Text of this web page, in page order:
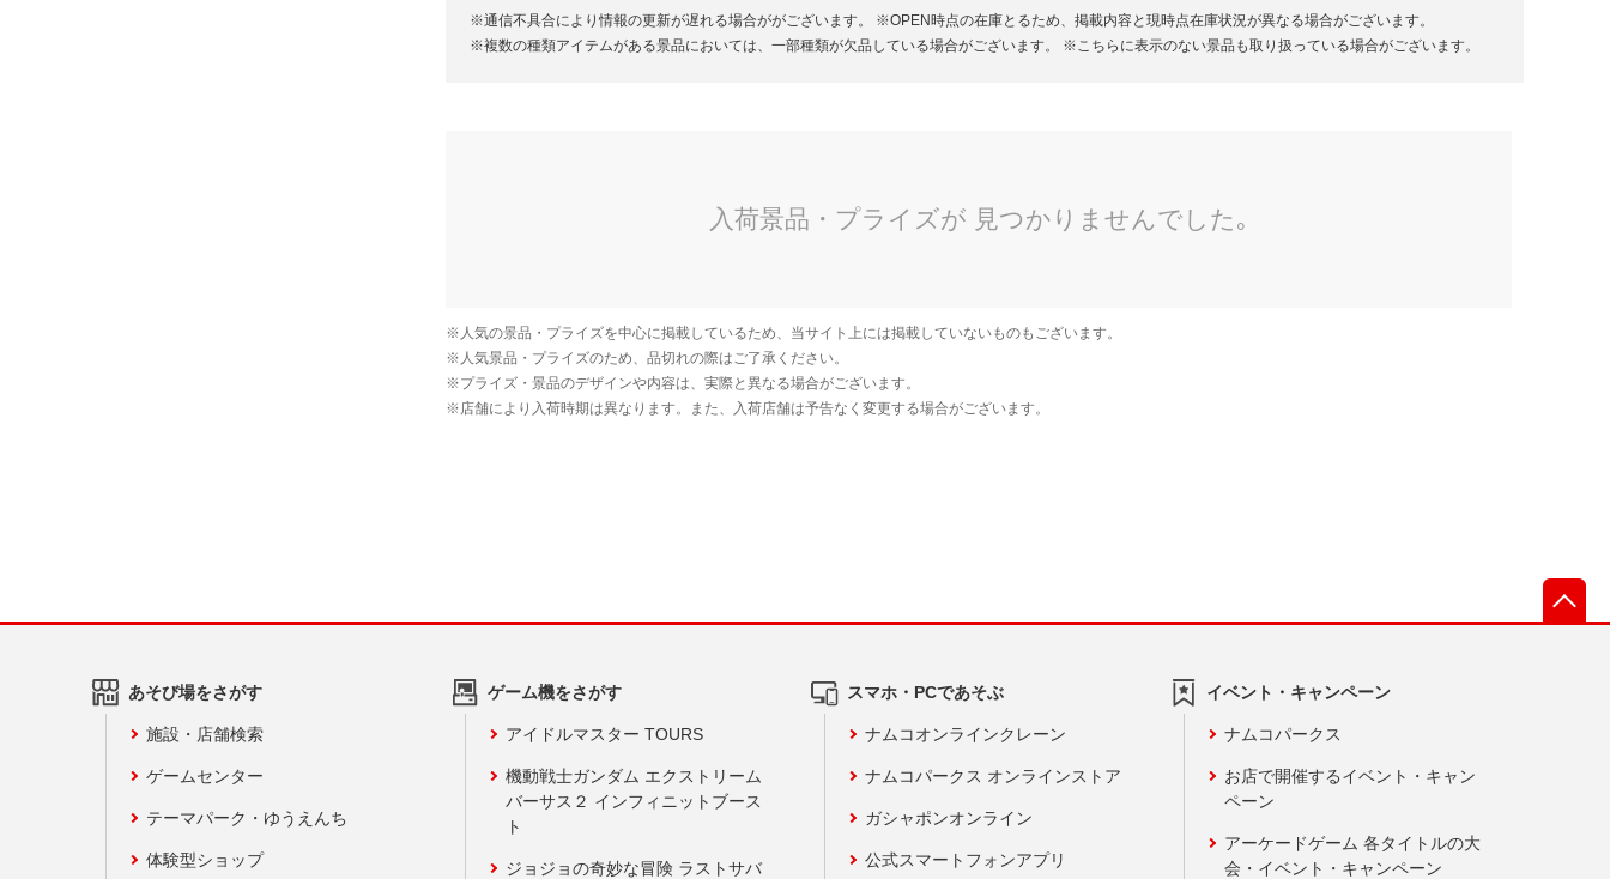
※通信不具合により情報の更新が遅れる場合ががございます。
※OPEN時点の在庫とるため、掲載内容と現時点在庫状況が異なる場合がございます。
※複数の種類アイテムがある景品においては、一部種類が欠品している場合がございます。
※こちらに表示のない景品も取り扱っている場合がございます。
あそび場をさがす
施設・店舗検索
ゲームセンター
テーマパーク・ゆうえんち
体験型ショップ
ゲーム機をさがす
アイドルマスター TOURS
機動戦士ガンダム エクストリーム
バーサス２ インフィニットブース
ト
ジョジョの奇妙な冒険 ラストサバ
スマホ・PCであそぶ
ナムコオンラインクレーン
ナムコパークス オンラインストア
ガシャポンオンライン
公式スマートフォンアプリ
イベント・キャンペーン
ナムコパークス
お店で開催するイベント・キャン
ペーン
アーケードゲーム 各タイトルの大
会・イベント・キャンペーン